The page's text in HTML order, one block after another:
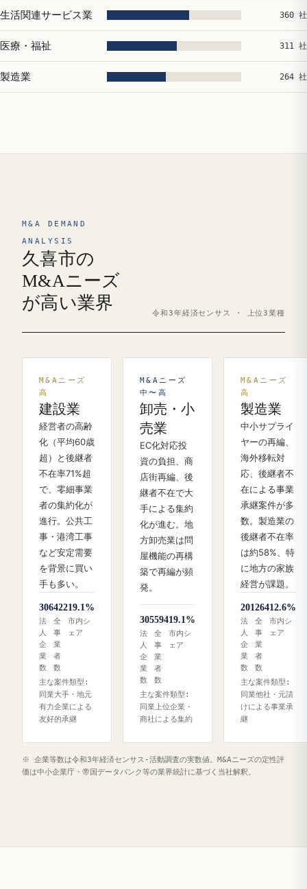
生活関連サービス業 360 社
医療・福祉 311 社
製造業 264 社
M&A DEMAND
ANALYSIS
久喜市の
M&Aニーズ
が高い業界
令和3年経済センサス · 上位3業種
M&Aニーズ
高
建設業
経営者の高齢
化（平均60歳
超）と後継者
不在率71%超
で、零細事業
者の集約化が
進行。公共工
事・港湾工事
など安定需要
を背景に買い
手も多い。
306
法
人
企
業
数
422
全
事
業
者
数
19.1%
市内シ
ェア
主な案件類型:
同業大手・地元
有力企業による
友好的承継
M&Aニーズ
中〜高
卸売・小
売業
EC化対応投
資の負担、商
店街再編、後
継者不在で大
手による集約
化が進む。地
方卸売業は問
屋機能の再構
築で再編が頻
発。
305
法
人
企
業
数
594
全
事
業
者
数
19.1%
市内シ
ェア
主な案件類型:
同業上位企業・
商社による集約
M&Aニーズ
高
製造業
中小サプライ
ヤーの再編、
海外移転対
応、後継者不
在による事業
承継案件が多
数。製造業の
後継者不在率
は約58%、特
に地方の家族
経営が課題。
201
法
人
企
業
数
264
全
事
業
者
数
12.6%
市内シ
ェア
主な案件類型:
同業他社・元請
けによる事業承
継
※ 企業等数は令和3年経済センサス‐活動調査の実数値。M&Aニーズの定性評
価は中小企業庁・帝国データバンク等の業界統計に基づく当社解釈。